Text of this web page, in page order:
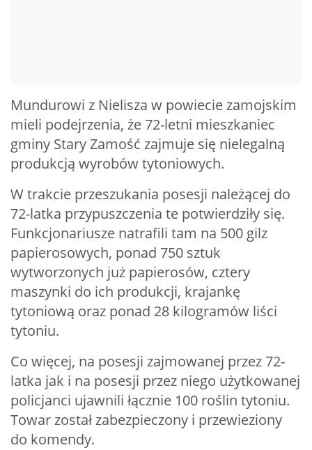
Mundurowi z Nielisza w powiecie zamojskim
mieli podejrzenia, że 72-letni mieszkaniec
gminy Stary Zamość zajmuje się nielegalną
produkcją wyrobów tytoniowych.
W trakcie przeszukania posesji należącej do
72-latka przypuszczenia te potwierdziły się.
Funkcjonariusze natrafili tam na 500 gilz
papierosowych, ponad 750 sztuk
wytworzonych już papierosów, cztery
maszynki do ich produkcji, krajankę
tytoniową oraz ponad 28 kilogramów liści
tytoniu.
Co więcej, na posesji zajmowanej przez 72-
latka jak i na posesji przez niego użytkowanej
policjanci ujawnili łącznie 100 roślin tytoniu.
Towar został zabezpieczony i przewieziony
do komendy.